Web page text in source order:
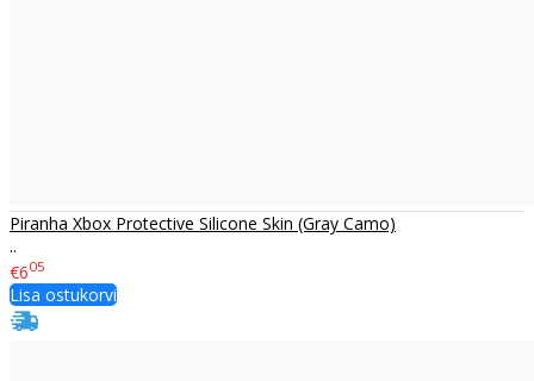
Piranha Xbox Protective Silicone Skin (Gray Camo)
..
€605
Lisa ostukorvi